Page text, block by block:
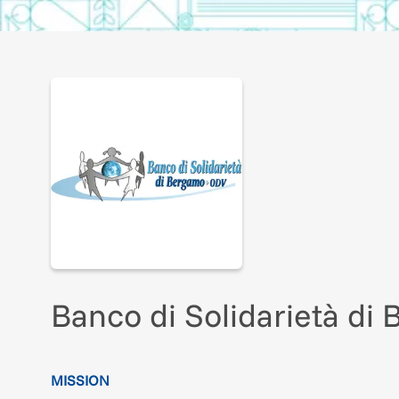
Banco di Solidarietà di
MISSION